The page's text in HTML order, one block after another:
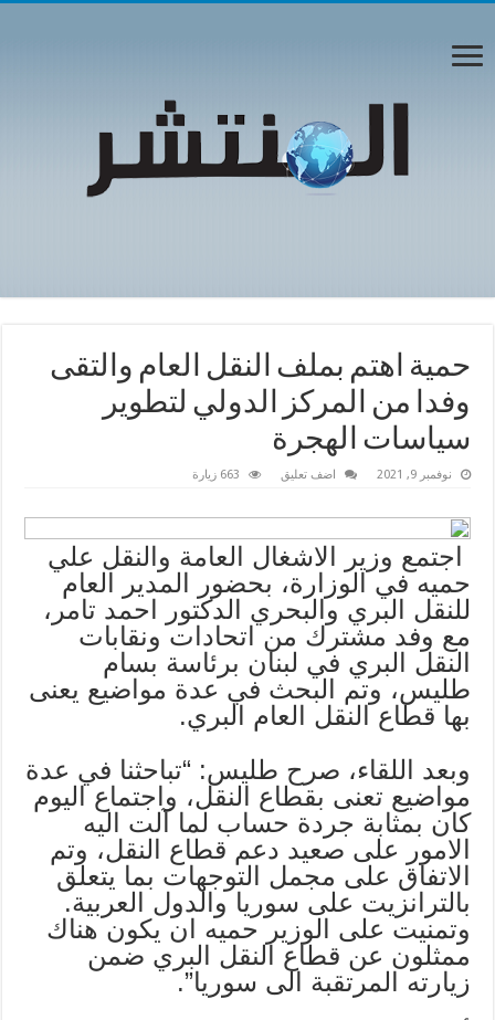
حمية اهتم بملف النقل العام والتقى
وفدا من المركز الدولي لتطوير
سياسات الهجرة
نوفمبر 9, 2021 اضف تعليق 663 زيارة
اجتمع وزير الاشغال العامة والنقل علي
حميه في الوزارة، بحضور المدير العام
للنقل البري والبحري الدكتور احمد تامر،
مع وفد مشترك من اتحادات ونقابات
النقل البري في لبنان برئاسة بسام
طليس، وتم البحث في عدة مواضيع يعنى
بها قطاع النقل العام البري.
وبعد اللقاء، صرح طليس: “تباحثنا في عدة
مواضيع تعنى بقطاع النقل، واجتماع اليوم
كان بمثابة جردة حساب لما آلت اليه
الامور على صعيد دعم قطاع النقل، وتم
الاتفاق على مجمل التوجهات بما يتعلق
بالترانزيت على سوريا والدول العربية.
وتمنيت على الوزير حميه ان يكون هناك
ممثلون عن قطاع النقل البري ضمن
زيارته المرتقبة الى سوريا”.